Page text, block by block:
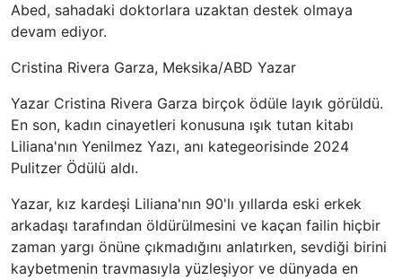
Abed, sahadaki doktorlara uzaktan destek olmaya
devam ediyor.
Cristina Rivera Garza, Meksika/ABD Yazar
Yazar Cristina Rivera Garza birçok ödüle layık görüldü.
En son, kadın cinayetleri konusuna ışık tutan kitabı
Liliana'nın Yenilmez Yazı, anı kategeorisinde 2024
Pulitzer Ödülü aldı.
Yazar, kız kardeşi Liliana'nın 90'lı yıllarda eski erkek
arkadaşı tarafından öldürülmesini ve kaçan failin hiçbir
zaman yargı önüne çıkmadığını anlatırken, sevdiği birini
kaybetmenin travmasıyla yüzleşiyor ve dünyada en